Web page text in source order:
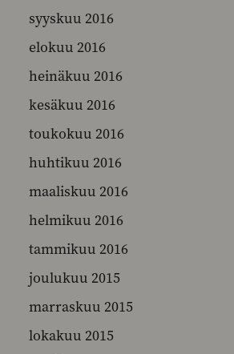
syyskuu 2016
elokuu 2016
heinäkuu 2016
kesäkuu 2016
toukokuu 2016
huhtikuu 2016
maaliskuu 2016
helmikuu 2016
tammikuu 2016
joulukuu 2015
marraskuu 2015
lokakuu 2015